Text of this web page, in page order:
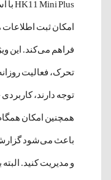
امکان ثبت اطلاعات
فراهم می‌کند. این
تحرک، فعالیت
توجه دارند،
همچنین امکان
باعث می‌شود
و مدیریت کنید.